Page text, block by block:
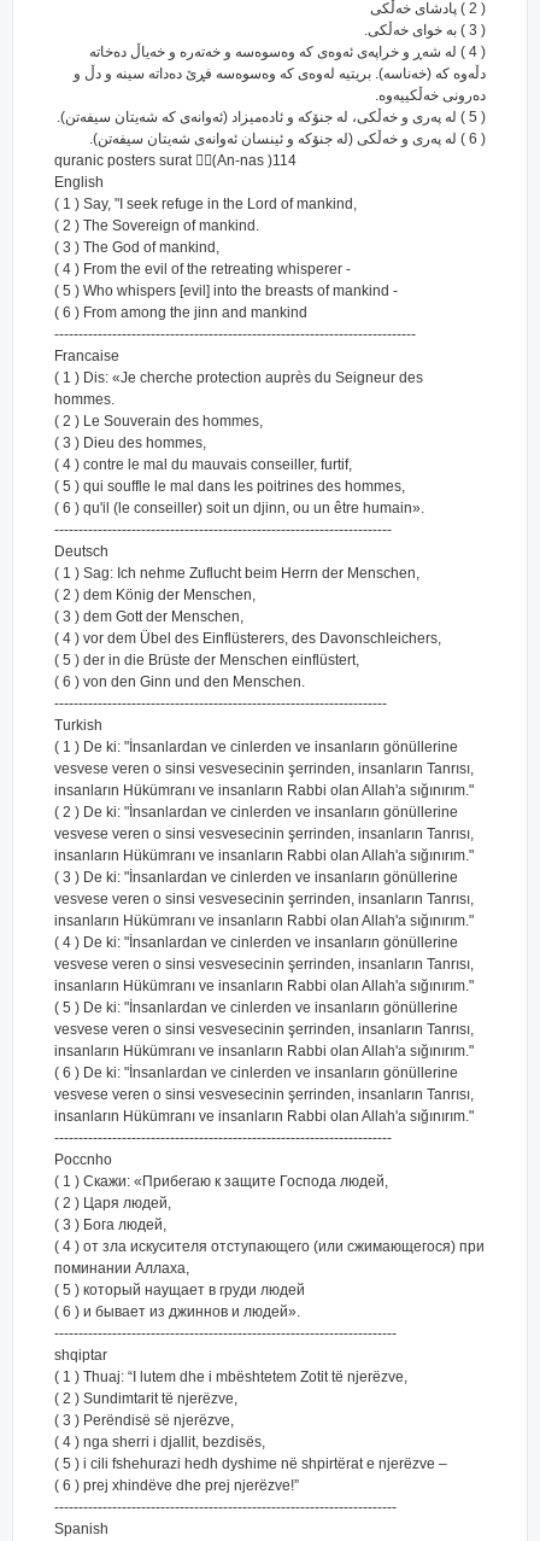
( 2 ) پادشای خه‌ڵکی
( 3 ) به خوای خه‌ڵکی.
( 4 ) له شه‌ڕ و خراپه‌ی ئه‌وه‌ی که وه‌سوه‌سه و خه‌ته‌ره و خه‌یاڵ ده‌خاته
دڵه‌وه که (خه‌ناسه‌). بریتیه له‌وه‌ی که وه‌سوه‌سه فڕێ ده‌داته سینه و دڵ و
ده‌رونی خه‌ڵکییه‌وه‌.
( 5 ) له په‌ری و خه‌ڵکی، له جنۆکه و ئاده‌میزاد (ئه‌وانه‌ی که شه‌یتان سیفه‌تن).
( 6 ) له په‌ری و خه‌ڵكی (له جنۆكه و ئینسان ئه‌وانه‌ی شه‌یتان سیفه‌تن).
quranic posters surat (ِِAn-nas )114
English
( 1 ) Say, "I seek refuge in the Lord of mankind,
( 2 ) The Sovereign of mankind.
( 3 ) The God of mankind,
( 4 ) From the evil of the retreating whisperer -
( 5 ) Who whispers [evil] into the breasts of mankind -
( 6 ) From among the jinn and mankind
---------------------------------------------------------------------------
Francaise
( 1 ) Dis: «Je cherche protection auprès du Seigneur des
hommes.
( 2 ) Le Souverain des hommes,
( 3 ) Dieu des hommes,
( 4 ) contre le mal du mauvais conseiller, furtif,
( 5 ) qui souffle le mal dans les poitrines des hommes,
( 6 ) qu'il (le conseiller) soit un djinn, ou un être humain».
----------------------------------------------------------------------
Deutsch
( 1 ) Sag: Ich nehme Zuflucht beim Herrn der Menschen,
( 2 ) dem König der Menschen,
( 3 ) dem Gott der Menschen,
( 4 ) vor dem Übel des Einflüsterers, des Davonschleichers,
( 5 ) der in die Brüste der Menschen einflüstert,
( 6 ) von den Ginn und den Menschen.
---------------------------------------------------------------------
Turkish
( 1 ) De ki: "İnsanlardan ve cinlerden ve insanların gönüllerine
vesvese veren o sinsi vesvesecinin şerrinden, insanların Tanrısı,
insanların Hükümranı ve insanların Rabbi olan Allah'a sığınırım."
( 2 ) De ki: "İnsanlardan ve cinlerden ve insanların gönüllerine
vesvese veren o sinsi vesvesecinin şerrinden, insanların Tanrısı,
insanların Hükümranı ve insanların Rabbi olan Allah'a sığınırım."
( 3 ) De ki: "İnsanlardan ve cinlerden ve insanların gönüllerine
vesvese veren o sinsi vesvesecinin şerrinden, insanların Tanrısı,
insanların Hükümranı ve insanların Rabbi olan Allah'a sığınırım."
( 4 ) De ki: "İnsanlardan ve cinlerden ve insanların gönüllerine
vesvese veren o sinsi vesvesecinin şerrinden, insanların Tanrısı,
insanların Hükümranı ve insanların Rabbi olan Allah'a sığınırım."
( 5 ) De ki: "İnsanlardan ve cinlerden ve insanların gönüllerine
vesvese veren o sinsi vesvesecinin şerrinden, insanların Tanrısı,
insanların Hükümranı ve insanların Rabbi olan Allah'a sığınırım."
( 6 ) De ki: "İnsanlardan ve cinlerden ve insanların gönüllerine
vesvese veren o sinsi vesvesecinin şerrinden, insanların Tanrısı,
insanların Hükümranı ve insanların Rabbi olan Allah'a sığınırım."
----------------------------------------------------------------------
Poccnho
( 1 ) Скажи: «Прибегаю к защите Господа людей,
( 2 ) Царя людей,
( 3 ) Бога людей,
( 4 ) от зла искусителя отступающего (или сжимающегося) при
поминании Аллаха,
( 5 ) который наущает в груди людей
( 6 ) и бывает из джиннов и людей».
-----------------------------------------------------------------------
shqiptar
( 1 ) Thuaj: “I lutem dhe i mbështetem Zotit të njerëzve,
( 2 ) Sundimtarit të njerëzve,
( 3 ) Perëndisë së njerëzve,
( 4 ) nga sherri i djallit, bezdisës,
( 5 ) i cili fshehurazi hedh dyshime në shpirtërat e njerëzve –
( 6 ) prej xhindëve dhe prej njerëzve!”
-----------------------------------------------------------------------
Spanish